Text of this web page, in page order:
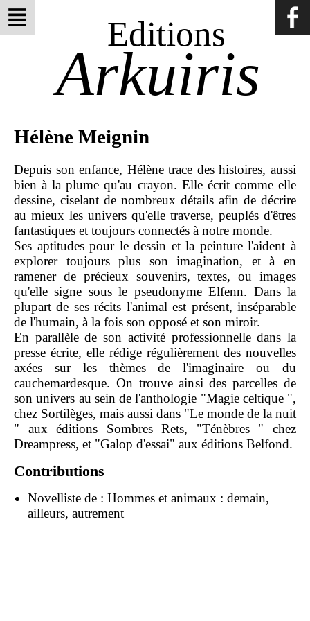
Editions
Arkuiris
Hélène Meignin
Depuis son enfance, Hélène trace des histoires, aussi
bien à la plume qu'au crayon. Elle écrit comme elle
dessine, ciselant de nombreux détails afin de décrire
au mieux les univers qu'elle traverse, peuplés d'êtres
fantastiques et toujours connectés à notre monde.
Ses aptitudes pour le dessin et la peinture l'aident à
explorer toujours plus son imagination, et à en
ramener de précieux souvenirs, textes, ou images
qu'elle signe sous le pseudonyme Elfenn. Dans la
plupart de ses récits l'animal est présent, inséparable
de l'humain, à la fois son opposé et son miroir.
En parallèle de son activité professionnelle dans la
presse écrite, elle rédige régulièrement des nouvelles
axées sur les thèmes de l'imaginaire ou du
cauchemardesque. On trouve ainsi des parcelles de
son univers au sein de l'anthologie "Magie celtique ",
chez Sortilèges, mais aussi dans "Le monde de la nuit
" aux éditions Sombres Rets, "Ténèbres " chez
Dreampress, et "Galop d'essai" aux éditions Belfond.
Contributions
Novelliste de : Hommes et animaux : demain,
ailleurs, autrement